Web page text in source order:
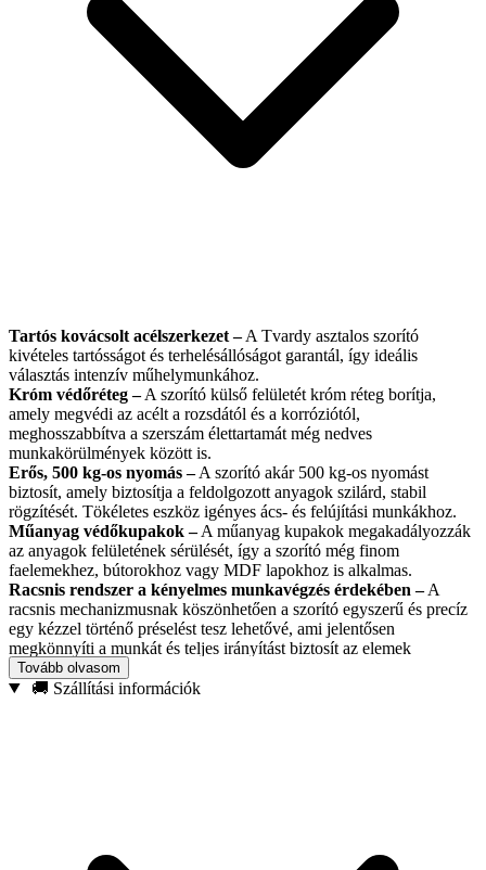
Tartós kovácsolt acélszerkezet –A Tvardy asztalos szorító
kivételes tartósságot és terhelésállóságot garantál, így ideális
választás intenzív műhelymunkához.
Króm védőréteg –A szorító külső felületét króm réteg borítja,
amely megvédi az acélt a rozsdától és a korróziótól,
meghosszabbítva a szerszám élettartamát még nedves
munkakörülmények között is.
Erős, 500 kg-os nyomás –A szorító akár 500 kg-os nyomást
biztosít, amely biztosítja a feldolgozott anyagok szilárd, stabil
rögzítését. Tökéletes eszköz igényes ács- és felújítási munkákhoz.
Műanyag védőkupakok –A műanyag kupakok megakadályozzák
az anyagok felületének sérülését, így a szorító még finom
faelemekhez, bútorokhoz vagy MDF lapokhoz is alkalmas.
Racsnis rendszer a kényelmes munkavégzés érdekében –A
racsnis mechanizmusnak köszönhetően a szorító egyszerű és precíz
egy kézzel történő préselést tesz lehetővé, ami jelentősen
megkönnyíti a munkát és teljes irányítást biztosít az elemek
összeszerelése és ragasztása során.
projektekhez, mint például MDF lapok, tömör fa vagy
Tovább olvasom
🚚 Szállítási információk